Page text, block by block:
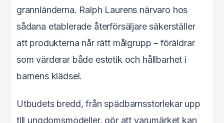
grannländerna. Ralph Laurens närvaro hos
sådana etablerade återförsäljare säkerställer
att produkterna når rätt målgrupp – föräldrar
som värderar både estetik och hållbarhet i
barnens klädsel.
Utbudets bredd, från spädbarnsstorlekar upp
till ungdomsmodeller, gör att varumärket kan